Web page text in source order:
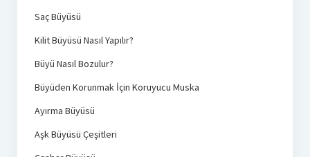
Saç Büyüsü
Kilit Büyüsü Nasıl Yapılır?
Büyü Nasıl Bozulur?
Büyüden Korunmak İçin Koruyucu Muska
Ayırma Büyüsü
Aşk Büyüsü Çeşitleri